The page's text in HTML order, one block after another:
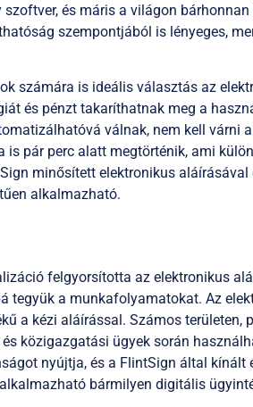
és máris a világon
szempontjából is lényeges,
számára is ideális választás az
és pénzt takaríthatnak meg a
válnak, nem kell várni
pár perc alatt megtörténik, ami
minősített elektronikus
alkalmazható.
felgyorsította az elektronikus
tegyük a munkafolyamatokat. Az
a kézi aláírással. Számos területen,
közigazgatási ügyek során
nyújtja, és a FlintSign által kínált
bármilyen digitális